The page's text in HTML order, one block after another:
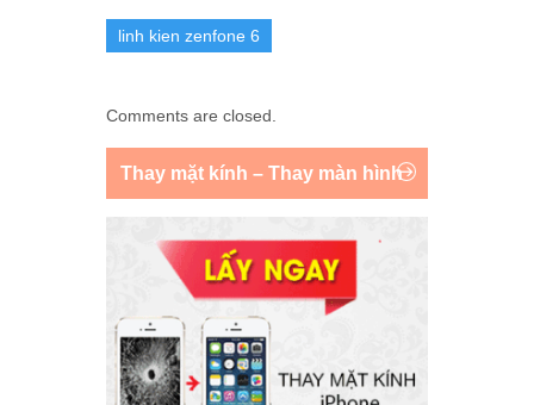
linh kien zenfone 6
Comments are closed.
Thay mặt kính – Thay màn hình